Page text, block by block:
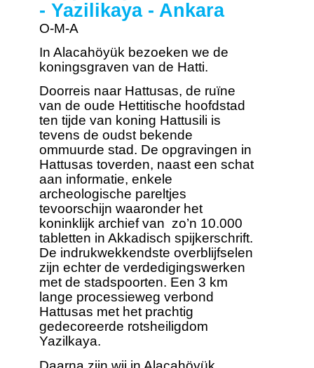
- Yazilikaya - Ankara
O-M-A
In Alacahöyük bezoeken we de
koningsgraven van de Hatti.
Doorreis naar Hattusas, de ruïne
van de oude Hettitische hoofdstad
ten tijde van koning Hattusili is
tevens de oudst bekende
ommuurde stad. De opgravingen in
Hattusas toverden, naast een schat
aan informatie, enkele
archeologische pareltjes
tevoorschijn waaronder het
koninklijk archief van zo’n 10.000
tabletten in Akkadisch spijkerschrift.
De indrukwekkendste overblijfselen
zijn echter de verdedigingswerken
met de stadspoorten. Een 3 km
lange processieweg verbond
Hattusas met het prachtig
gedecoreerde rotsheiligdom
Yazilkaya.